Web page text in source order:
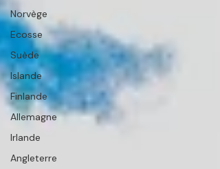
Norvège
Ecosse
Suède
Islande
Finlande
Allemagne
Irlande
Angleterre